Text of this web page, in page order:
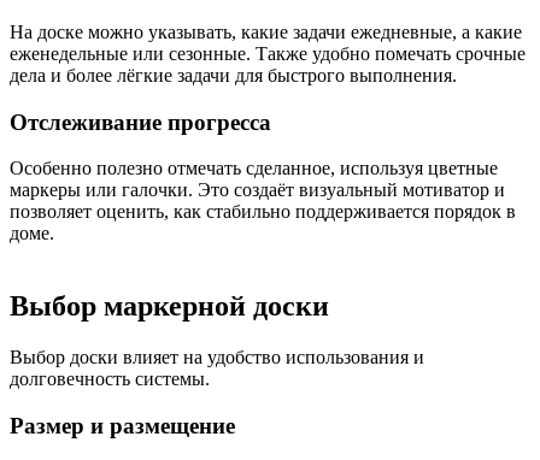
На доске можно указывать, какие задачи ежедневные, а какие
еженедельные или сезонные. Также удобно помечать срочные
дела и более лёгкие задачи для быстрого выполнения.
Отслеживание прогресса
Особенно полезно отмечать сделанное, используя цветные
маркеры или галочки. Это создаёт визуальный мотиватор и
позволяет оценить, как стабильно поддерживается порядок в
доме.
Выбор маркерной доски
Выбор доски влияет на удобство использования и
долговечность системы.
Размер и размещение